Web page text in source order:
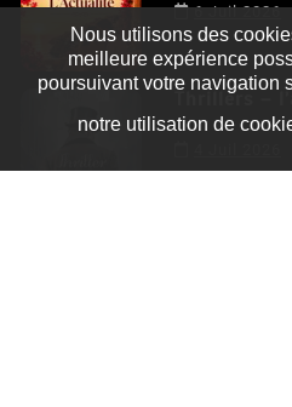
6 Juil 2026
Thrillers –
Nous utilisons des
meilleure expérience
poursuivant votre navigation
notre utilisation de